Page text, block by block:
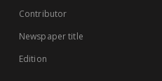
Contributor
Newspaper title
Edition